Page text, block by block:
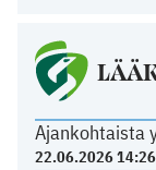
Ajankohtaista
22.06.2026 14:26